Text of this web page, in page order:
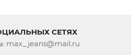
СЕТЯХ
max_jeans@mail.ru